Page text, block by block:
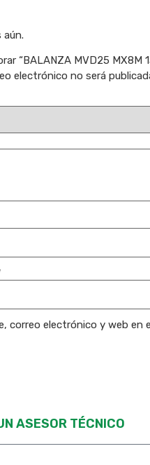
aún.
“BALANZA MVD25 MX8M
electrónico no será
correo electrónico y web
ASESOR TÉCNICO